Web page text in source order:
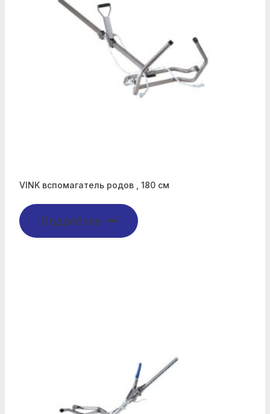
VINK вспомагатель родов , 180 см
Подробнее